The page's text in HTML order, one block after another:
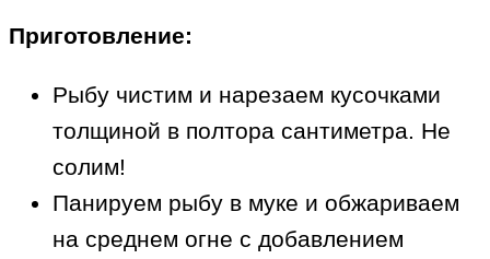
Приготовление:
Рыбу чистим и нарезаем кусочками
толщиной в полтора сантиметра. Не
солим!
Панируем рыбу в муке и обжариваем
на среднем огне с добавлением